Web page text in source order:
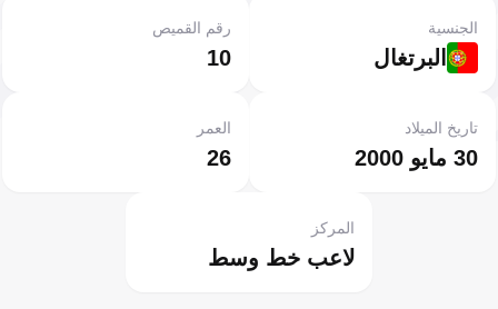
البرتغال
الجنسية
10
رقم القميص
30 مايو 2000
تاريخ الميلاد
26
العمر
لاعب خط وسط
المركز